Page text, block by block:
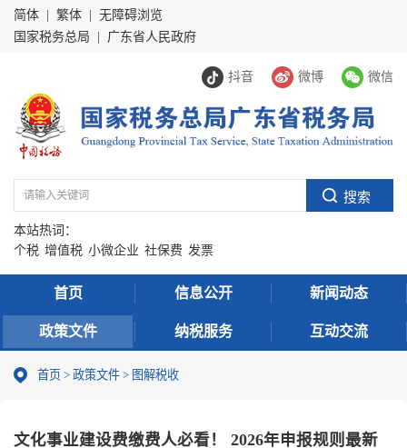
简体 繁体
无障碍浏览
国家税务总局
广东省人民政府
抖音 微博 微信
本站热词：
个税 增值税 小微企业 社保费 发票
首页 信息公开 新闻动态
政策文件 纳税服务 互动交流
首页 > 政策文件 > 图解税收
文化事业建设费缴费人必看！ 2026年申报规则最新